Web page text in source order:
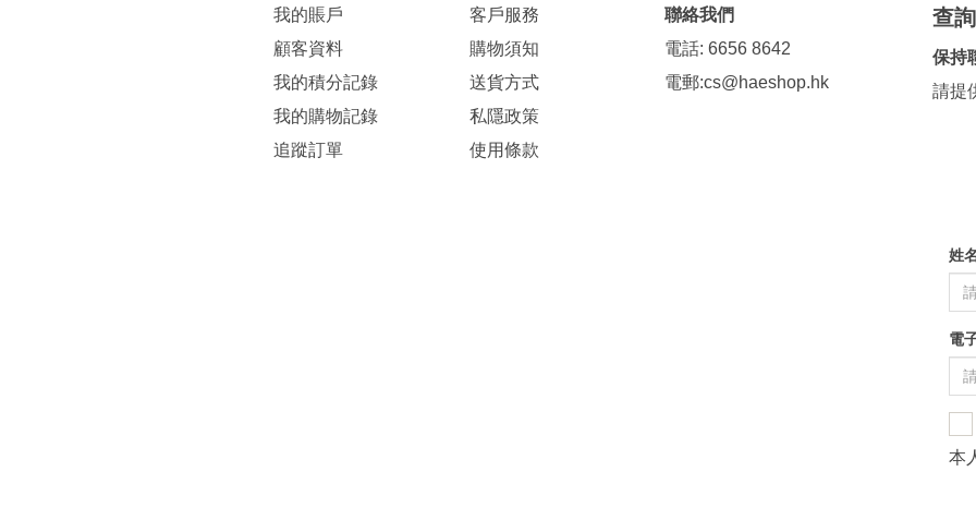
我的賬戶
顧客資料
我的積分記錄
我的購物記錄
追蹤訂單
客戶服務
購物須知
送貨方式
私隱政策
使用條款
聯絡我們
電話: 6656 8642
電郵:cs@haeshop.hk
查
保持
請提
姓
電
本